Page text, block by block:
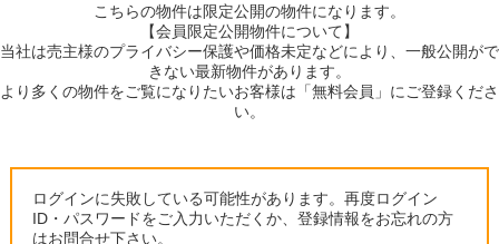
こちらの物件は限定公開の物件になります。
【会員限定公開物件について】
当社は売主様のプライバシー保護や価格未定などにより、一般公開がで
きない最新物件があります。
より多くの物件をご覧になりたいお客様は「無料会員」にご登録くださ
い。
ログインに失敗している可能性があります。再度ログイン
ID・パスワードをご入力いただくか、登録情報をお忘れの方
はお問合せ下さい。